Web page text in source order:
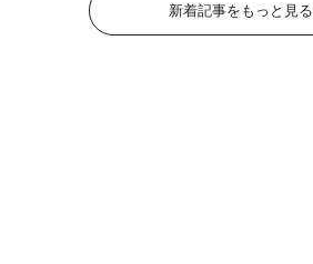
新着記事をもっと見る